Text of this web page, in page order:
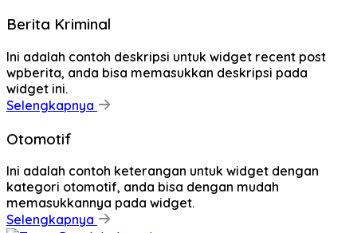
Berita Kriminal
Ini adalah contoh deskripsi untuk widget recent post
wpberita, anda bisa memasukkan deskripsi pada
widget ini.
Selengkapnya
Otomotif
Ini adalah contoh keterangan untuk widget dengan
kategori otomotif, anda bisa dengan mudah
memasukkannya pada widget.
Selengkapnya